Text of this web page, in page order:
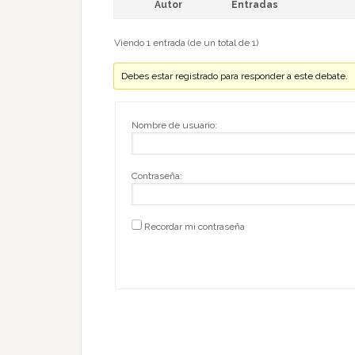
Autor Entradas
Viendo 1 entrada (de un total de 1)
Debes estar registrado para responder a este debate.
Nombre de usuario:
Contraseña:
Recordar mi contraseña